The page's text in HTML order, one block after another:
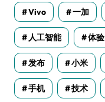
Vivo 一加
人工智能 体验
发布 小米
手机 技术